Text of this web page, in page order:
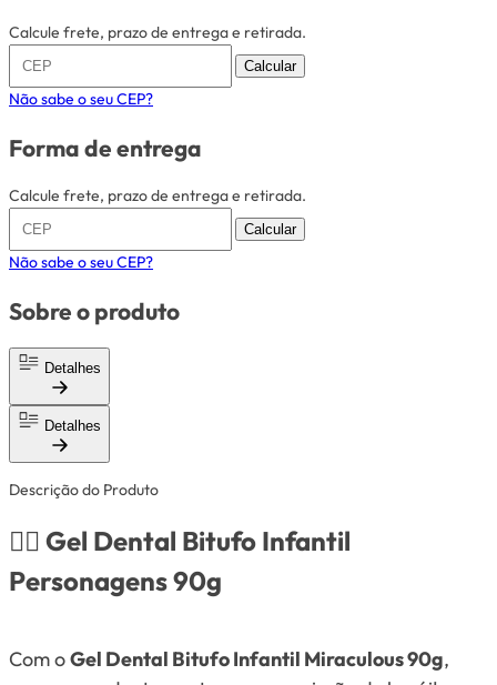
Calcule frete, prazo de entrega e retirada.
Calcular
Não sabe o seu CEP?
Forma de entrega
Calcule frete, prazo de entrega e retirada.
Calcular
Não sabe o seu CEP?
Sobre o produto
Detalhes
Detalhes
Descrição do Produto
🦸‍♀️ Gel Dental Bitufo Infantil
Personagens 90g
Com oGel Dental Bitufo Infantil Miraculous 90g,